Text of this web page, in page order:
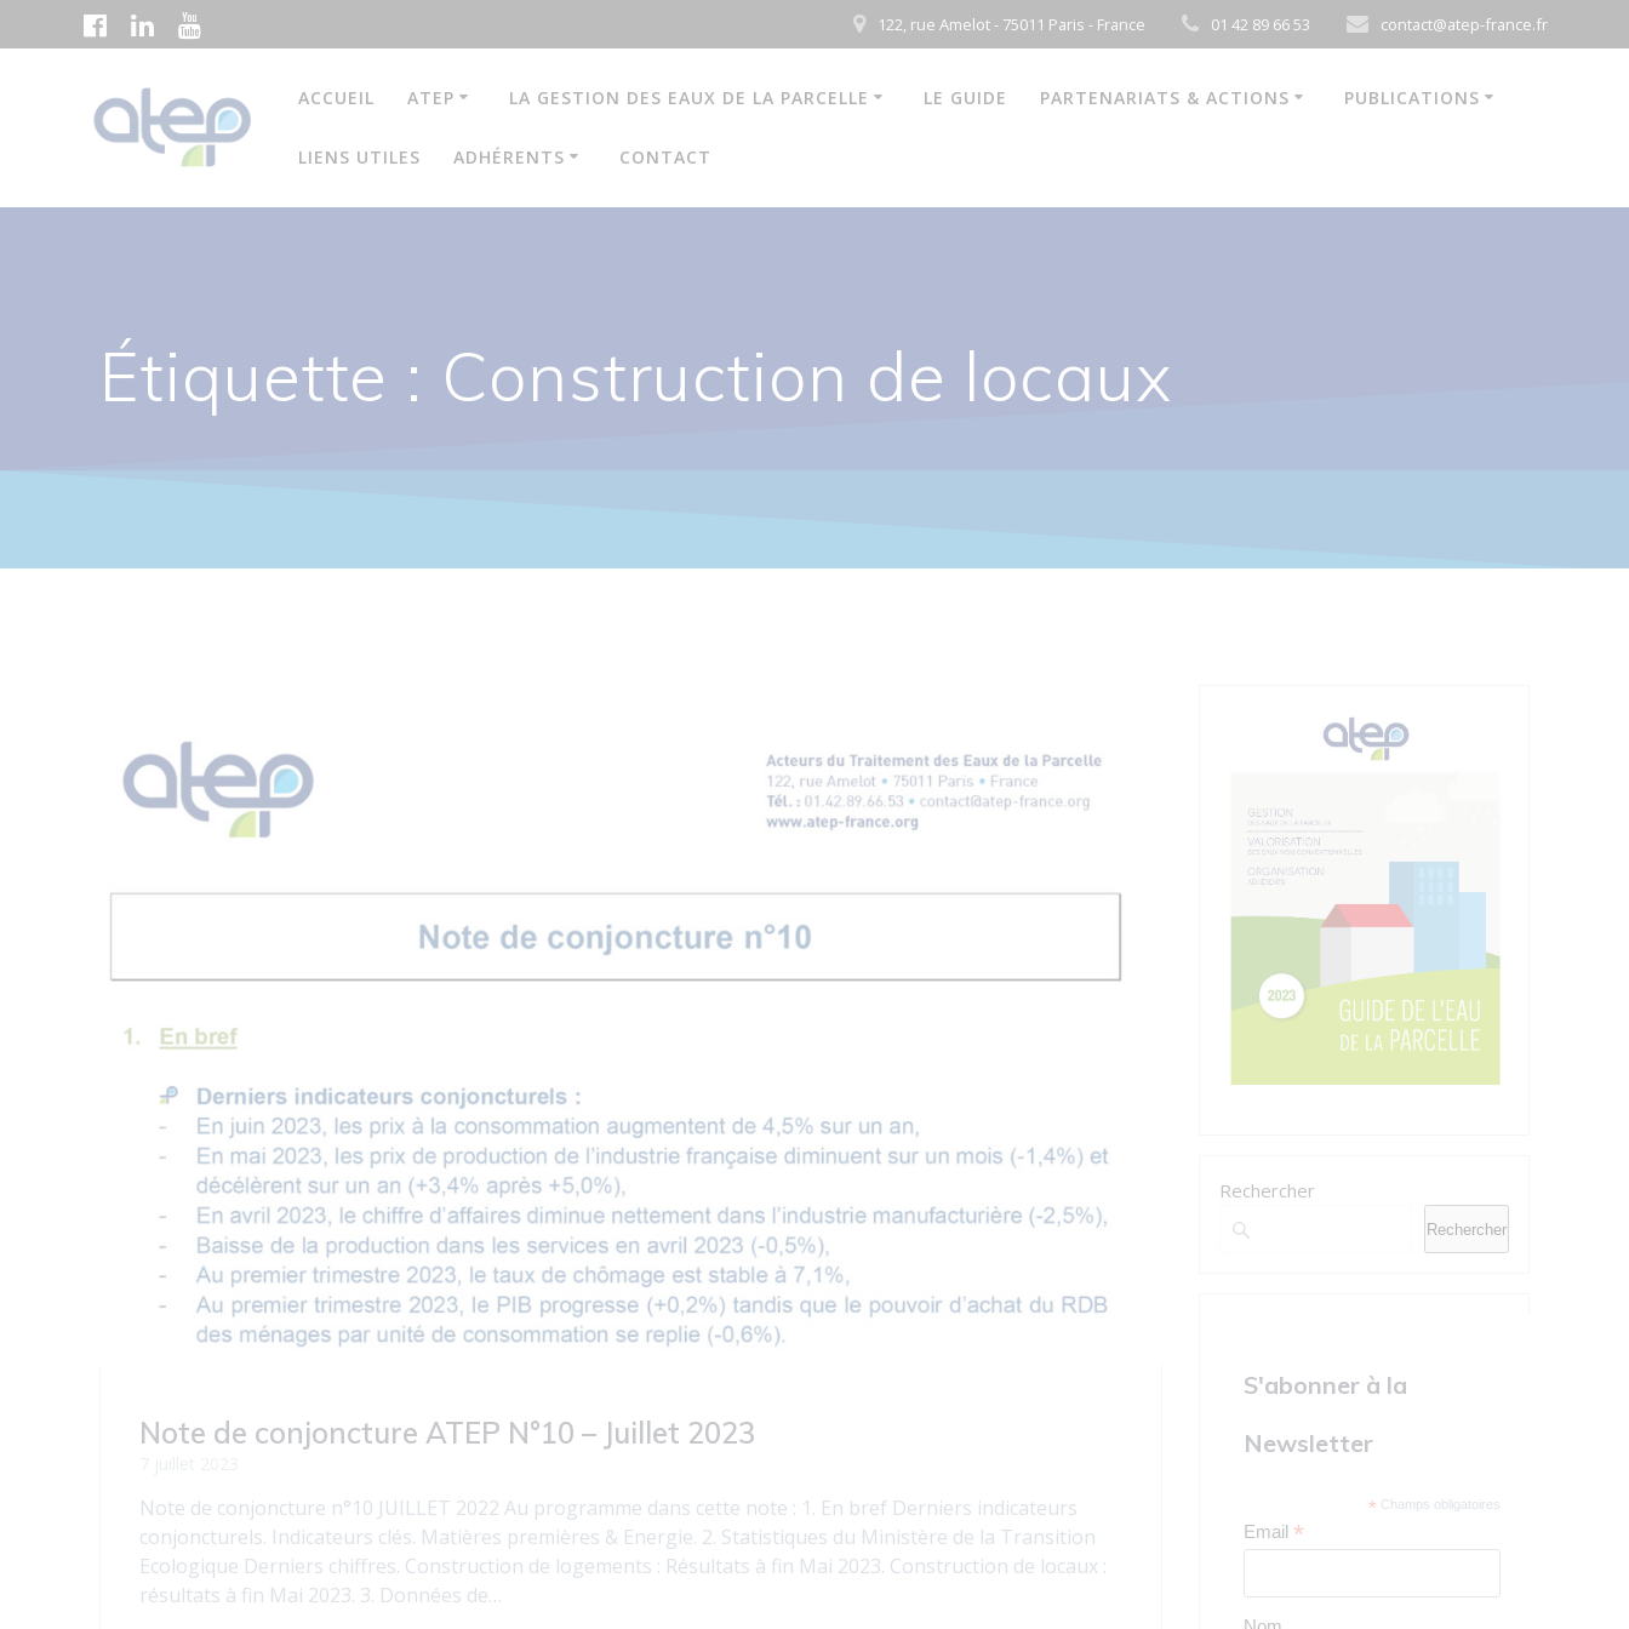
au
122, rue Amelot - 75011 Paris - France 01 42 89 66 53 contact@atep-france.fr
ACCUEIL ATEP LA GESTION DES EAUX DE LA PARCELLE LE GUIDE PARTENARIATS & ACTIONS PUBLICATIONS
LIENS UTILES ADHÉRENTS CONTACT
Étiquette : Construction de locaux
Note de conjoncture ATEP N°10 – Juillet 2023
Note de conjoncture n°10 JUILLET 2022 Au programme dans cette note : 1. En bref Derniers indicateurs
conjoncturels. Indicateurs clés. Matières premières & Energie. 2. Statistiques du Ministère de la Transition
Ecologique Derniers chiffres. Construction de logements : Résultats à fin Mai 2023. Construction de locaux :
résultats à fin Mai 2023. 3. Données de…
Rechercher
Rechercher
S'abonner à la
Newsletter
* Champs obligatoires
Email *